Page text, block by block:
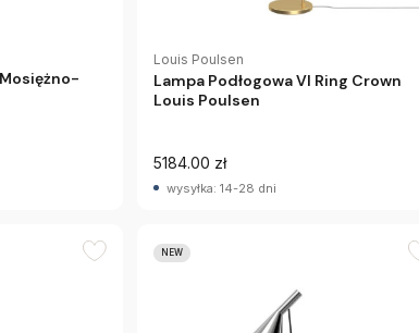
Louis Poulsen
Lampa Podłogowa Vl Ring Crown
Louis Poulsen
5184.00 zł
wysyłka: 14-28 dni
NEW